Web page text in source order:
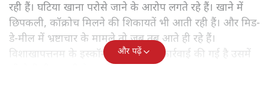
रही हैं। घटिया खाना परोसे जाने के आरोप लगते रहे हैं। खाने में
छिपकली, कॉक्रोच मिलने की शिकायतें भी आती रही हैं। और मिड-
डे-मील में भ्रष्टाचार के मामले तो जब तब आते ही रहे हैं।
विशाखापत्तनम के इस्कॉन परिसर में जो कार्रवाई की गई है उसमें
और पढ़ें